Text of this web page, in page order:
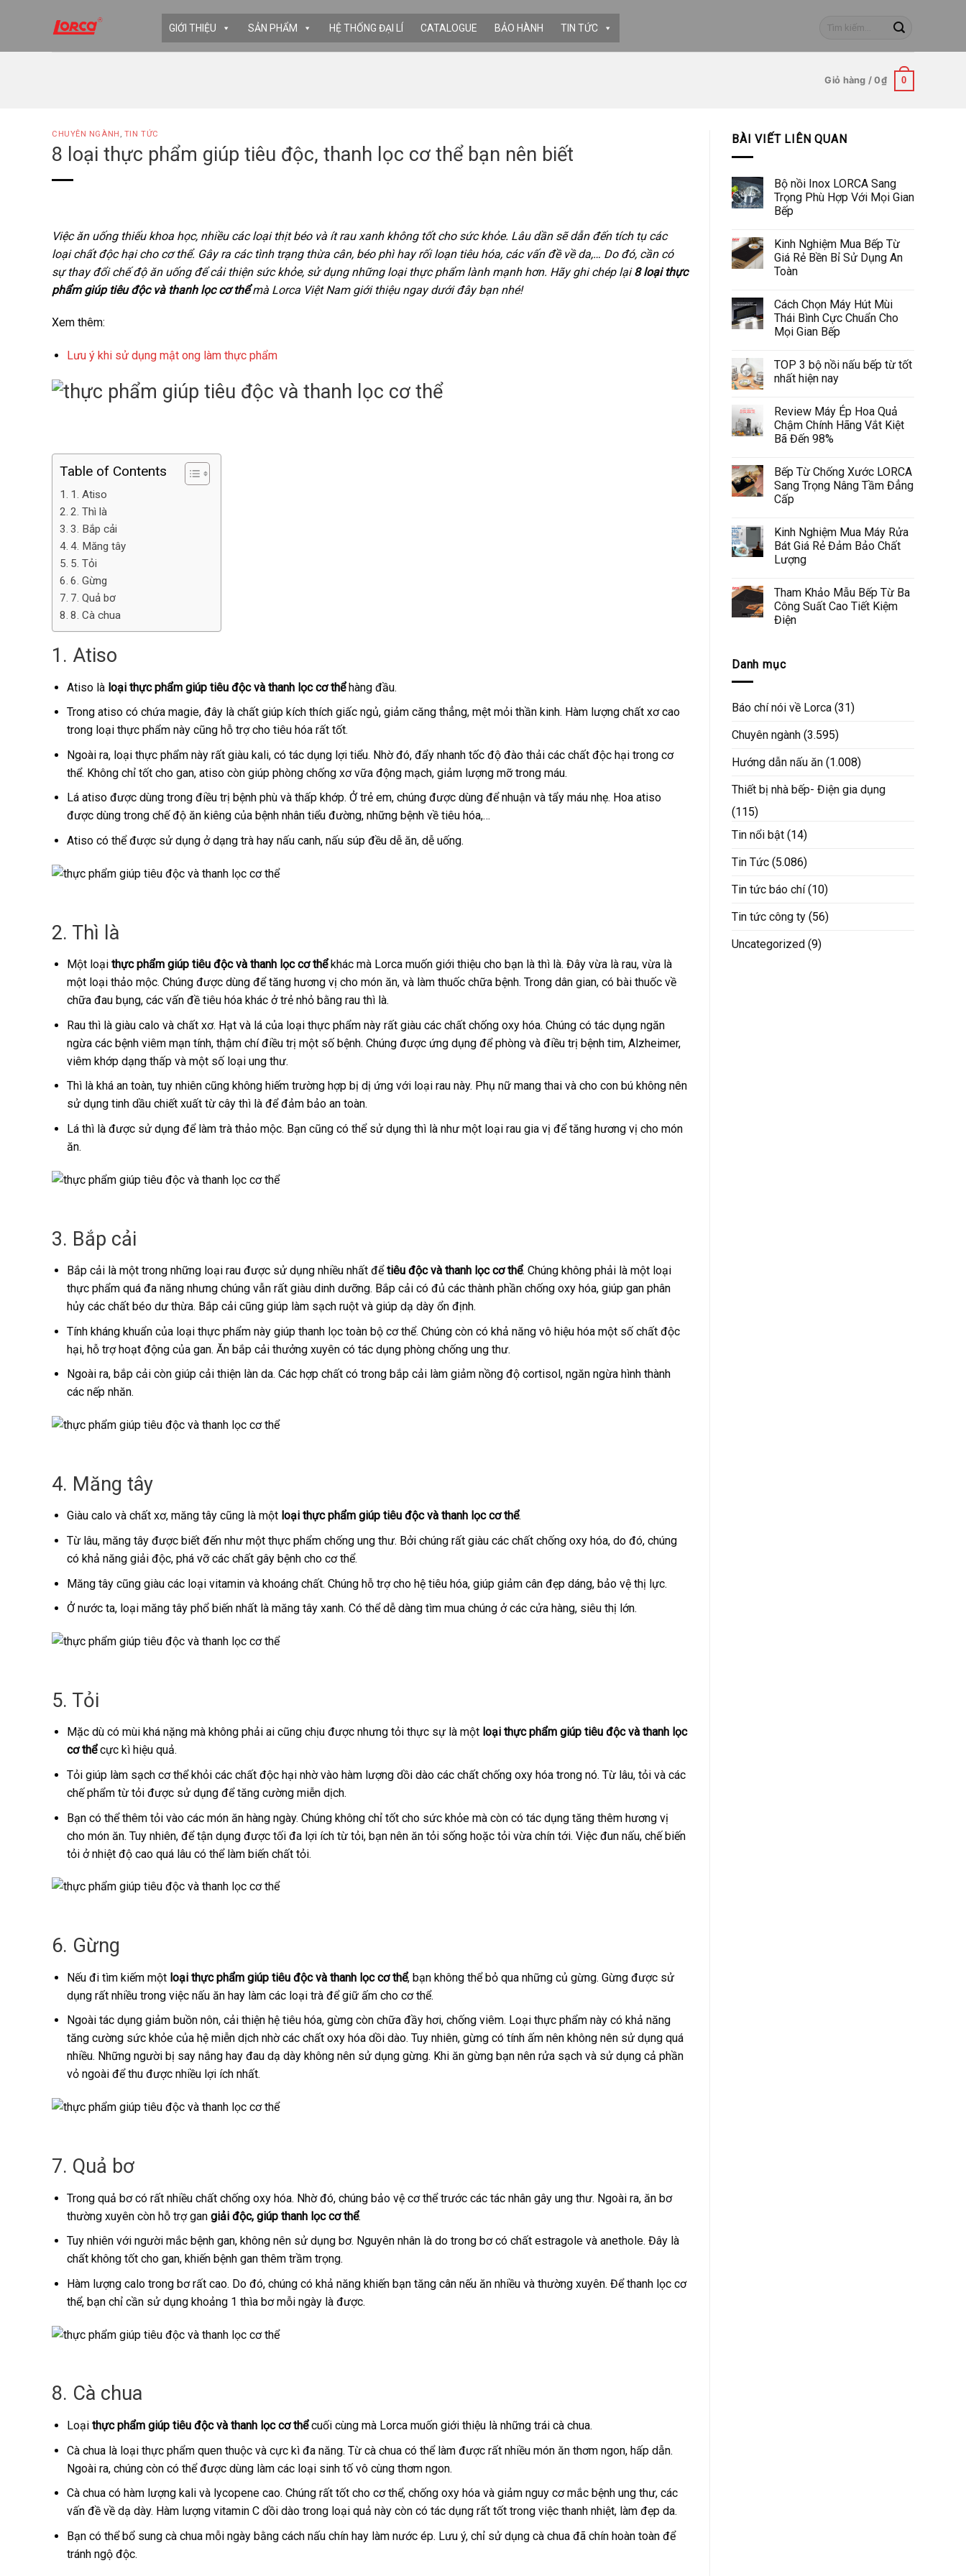
GIỚI THIỆU SẢN PHẨM HỆ THỐNG ĐẠI LÍ CATALOGUE BẢO HÀNH TIN TỨC
Tìm
Giỏ hàng /0₫ 0
CHUYÊN NGÀNH , TIN TỨC
8 loại thực phẩm giúp tiêu độc, thanh lọc cơ thể bạn nên biết
Việc ăn uống thiếu khoa học, nhiều các loại thịt béo và ít rau xanh không tốt cho sức khỏe. Lâu dần sẽ dẫn đến tích tụ các
loại chất độc hại cho cơ thể. Gây ra các tình trạng thừa cân, béo phì hay rối loạn tiêu hóa, các vấn đề về da,… Do đó, cần có
sự thay đổi chế độ ăn uống để cải thiện sức khỏe, sử dụng những loại thực phẩm lành mạnh hơn. Hãy ghi chép lại8 loại thực
phẩm giúp tiêu độc và thanh lọc cơ thểmà Lorca Việt Nam giới thiệu ngay dưới đây bạn nhé!
Xem thêm:
Lưu ý khi sử dụng mật ong làm thực phẩm
Table of Contents
1. Atiso
2. Thì là
3. Bắp cải
4. Măng tây
5. Tỏi
6. Gừng
7. Quả bơ
8. Cà chua
1. Atiso
Atiso làloại thực phẩm giúp tiêu độc và thanh lọc cơ thểhàng đầu.
Trong atiso có chứa magie, đây là chất giúp kích thích giấc ngủ, giảm căng thẳng, mệt mỏi thần kinh. Hàm lượng chất xơ cao
trong loại thực phẩm này cũng hỗ trợ cho tiêu hóa rất tốt.
Ngoài ra, loại thực phẩm này rất giàu kali, có tác dụng lợi tiểu. Nhờ đó, đẩy nhanh tốc độ đào thải các chất độc hại trong cơ
thể. Không chỉ tốt cho gan, atiso còn giúp phòng chống xơ vữa động mạch, giảm lượng mỡ trong máu.
Lá atiso được dùng trong điều trị bệnh phù và thấp khớp. Ở trẻ em, chúng được dùng để nhuận và tẩy máu nhẹ. Hoa atiso
được dùng trong chế độ ăn kiêng của bệnh nhân tiểu đường, những bệnh về tiêu hóa,…
Atiso có thể được sử dụng ở dạng trà hay nấu canh, nấu súp đều dễ ăn, dễ uống.
2. Thì là
Một loại thực phẩm giúp tiêu độc và thanh lọc cơ thểkhác mà Lorca muốn giới thiệu cho bạn là thì là. Đây vừa là rau, vừa là
một loại thảo mộc. Chúng được dùng để tăng hương vị cho món ăn, và làm thuốc chữa bệnh. Trong dân gian, có bài thuốc về
chữa đau bụng, các vấn đề tiêu hóa khác ở trẻ nhỏ bằng rau thì là.
Rau thì là giàu calo và chất xơ. Hạt và lá của loại thực phẩm này rất giàu các chất chống oxy hóa. Chúng có tác dụng ngăn
ngừa các bệnh viêm mạn tính, thậm chí điều trị một số bệnh. Chúng được ứng dụng để phòng và điều trị bệnh tim, Alzheimer,
viêm khớp dạng thấp và một số loại ung thư.
Thì là khá an toàn, tuy nhiên cũng không hiếm trường hợp bị dị ứng với loại rau này. Phụ nữ mang thai và cho con bú không nên
sử dụng tinh dầu chiết xuất từ cây thì là để đảm bảo an toàn.
Lá thì là được sử dụng để làm trà thảo mộc. Bạn cũng có thể sử dụng thì là như một loại rau gia vị để tăng hương vị cho món
ăn.
3. Bắp cải
Bắp cải là một trong những loại rau được sử dụng nhiều nhất đểtiêu độc và thanh lọc cơ thể. Chúng không phải là một loại
thực phẩm quá đa năng nhưng chúng vẫn rất giàu dinh dưỡng. Bắp cải có đủ các thành phần chống oxy hóa, giúp gan phân
hủy các chất béo dư thừa. Bắp cải cũng giúp làm sạch ruột và giúp dạ dày ổn định.
Tính kháng khuẩn của loại thực phẩm này giúp thanh lọc toàn bộ cơ thể. Chúng còn có khả năng vô hiệu hóa một số chất độc
hại, hỗ trợ hoạt động của gan. Ăn bắp cải thưởng xuyên có tác dụng phòng chống ung thư.
Ngoài ra, bắp cải còn giúp cải thiện làn da. Các hợp chất có trong bắp cải làm giảm nồng độ cortisol, ngăn ngừa hình thành
các nếp nhăn.
4. Măng tây
Giàu calo và chất xơ, măng tây cũng là một loại thực phẩm giúp tiêu độc và thanh lọc cơ thể.
Từ lâu, măng tây được biết đến như một thực phẩm chống ung thư. Bởi chúng rất giàu các chất chống oxy hóa, do đó, chúng
có khả năng giải độc, phá vỡ các chất gây bệnh cho cơ thể.
Măng tây cũng giàu các loại vitamin và khoáng chất. Chúng hỗ trợ cho hệ tiêu hóa, giúp giảm cân đẹp dáng, bảo vệ thị lực.
Ở nước ta, loại măng tây phổ biến nhất là măng tây xanh. Có thể dễ dàng tìm mua chúng ở các cửa hàng, siêu thị lớn.
5. Tỏi
Mặc dù có mùi khá nặng mà không phải ai cũng chịu được nhưng tỏi thực sự là mộtloại thực phẩm giúp tiêu độc và thanh lọc
cơ thểcực kì hiệu quả.
Tỏi giúp làm sạch cơ thể khỏi các chất độc hại nhờ vào hàm lượng dồi dào các chất chống oxy hóa trong nó. Từ lâu, tỏi và các
chế phẩm từ tỏi được sử dụng để tăng cường miễn dịch.
Bạn có thể thêm tỏi vào các món ăn hàng ngày. Chúng không chỉ tốt cho sức khỏe mà còn có tác dụng tăng thêm hương vị
cho món ăn. Tuy nhiên, để tận dụng được tối đa lợi ích từ tỏi, bạn nên ăn tỏi sống hoặc tỏi vừa chín tới. Việc đun nấu, chế biến
tỏi ở nhiệt độ cao quá lâu có thể làm biến chất tỏi.
6. Gừng
Nếu đi tìm kiếm một loại thực phẩm giúp tiêu độc và thanh lọc cơ thể, bạn không thể bỏ qua những củ gừng. Gừng được sử
dụng rất nhiều trong việc nấu ăn hay làm các loại trà để giữ ấm cho cơ thể.
Ngoài tác dụng giảm buồn nôn, cải thiện hệ tiêu hóa, gừng còn chữa đầy hơi, chống viêm. Loại thực phẩm này có khả năng
tăng cường sức khỏe của hệ miễn dịch nhờ các chất oxy hóa dồi dào. Tuy nhiên, gừng có tính ấm nên không nên sử dụng quá
nhiều. Những người bị say nắng hay đau dạ dày không nên sử dụng gừng. Khi ăn gừng bạn nên rửa sạch và sử dụng cả phần
vỏ ngoài để thu được nhiều lợi ích nhất.
7. Quả bơ
Trong quả bơ có rất nhiều chất chống oxy hóa. Nhờ đó, chúng bảo vệ cơ thể trước các tác nhân gây ung thư. Ngoài ra, ăn bơ
thường xuyên còn hỗ trợ gan giải độc, giúp thanh lọc cơ thể.
Tuy nhiên với người mắc bệnh gan, không nên sử dụng bơ. Nguyên nhân là do trong bơ có chất estragole và anethole. Đây là
chất không tốt cho gan, khiến bệnh gan thêm trầm trọng.
Hàm lượng calo trong bơ rất cao. Do đó, chúng có khả năng khiến bạn tăng cân nếu ăn nhiều và thường xuyên. Để thanh lọc cơ
thể, bạn chỉ cần sử dụng khoảng 1 thìa bơ mỗi ngày là được.
8. Cà chua
Loạithực phẩm giúp tiêu độc và thanh lọc cơ thểcuối cùng mà Lorca muốn giới thiệu là những trái cà chua.
Cà chua là loại thực phẩm quen thuộc và cực kì đa năng. Từ cà chua có thể làm được rất nhiều món ăn thơm ngon, hấp dẫn.
Ngoài ra, chúng còn có thể được dùng làm các loại sinh tố vô cùng thơm ngon.
Cà chua có hàm lượng kali và lycopene cao. Chúng rất tốt cho cơ thể, chống oxy hóa và giảm nguy cơ mắc bệnh ung thư, các
vấn đề về dạ dày. Hàm lượng vitamin C dồi dào trong loại quả này còn có tác dụng rất tốt trong việc thanh nhiệt, làm đẹp da.
Bạn có thể bổ sung cà chua mỗi ngày bằng cách nấu chín hay làm nước ép. Lưu ý, chỉ sử dụng cà chua đã chín hoàn toàn để
tránh ngộ độc.
BÀI VIẾT LIÊN QUAN
Bộ nồi Inox LORCA Sang
Trọng Phù Hợp Với Mọi Gian
Bếp
Kinh Nghiệm Mua Bếp Từ
Giá Rẻ Bền Bỉ Sử Dụng An
Toàn
Cách Chọn Máy Hút Mùi
Thái Bình Cực Chuẩn Cho
Mọi Gian Bếp
TOP 3 bộ nồi nấu bếp từ tốt
nhất hiện nay
Review Máy Ép Hoa Quả
Chậm Chính Hãng Vắt Kiệt
Bã Đến 98%
Bếp Từ Chống Xước LORCA
Sang Trọng Nâng Tầm Đẳng
Cấp
Kinh Nghiệm Mua Máy Rửa
Bát Giá Rẻ Đảm Bảo Chất
Lượng
Tham Khảo Mẫu Bếp Từ Ba
Công Suất Cao Tiết Kiệm
Điện
Danh mục
Báo chí nói về Lorca (31)
Chuyên ngành (3.595)
Hướng dẫn nấu ăn (1.008)
Thiết bị nhà bếp- Điện gia dụng
(115)
Tin nổi bật (14)
Tin Tức (5.086)
Tin tức báo chí(10)
Tin tức công ty (56)
Uncategorized (9)